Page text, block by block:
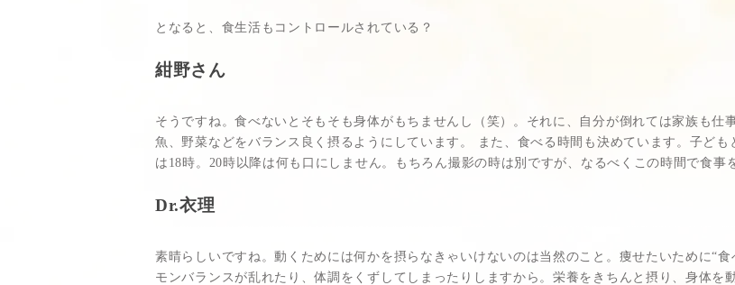
となると、食生活もコントロールされている？
紺野さん
そうですね。食べないとそもそも身体がもちませんし（笑）。それに、自分が倒れては家族も仕
魚、野菜などをバランス良く摂るようにしています。 また、食べる時間も決めています。子ど
は18時。20時以降は何も口にしません。もちろん撮影の時は別ですが、なるべくこの時間で食事
Dr.衣理
素晴らしいですね。動くためには何かを摂らなきゃいけないのは当然のこと。痩せたいために“
モンバランスが乱れたり、体調をくずしてしまったりしますから。栄養をきちんと摂り、身体を